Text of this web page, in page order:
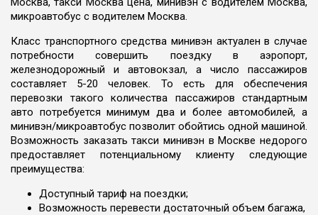
микроавтобус с водителем Москва.
Класс транспортного средства минивэн актуален в случае
потребности совершить поездку в аэропорт,
железнодорожный и автовокзал, а число пассажиров
составляет 5-20 человек. То есть для обеспечения
перевозки такого количества пассажиров стандартным
авто потребуется минимум два и более автомобилей, а
минивэн/микроавтобус позволит обойтись одной машиной.
Возможность заказать такси минивэн в Москве недорого
предоставляет потенциальному клиенту следующие
преимущества:
Доступный тариф на поездки;
Возможность перевести достаточный объем багажа,